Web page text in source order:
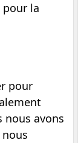
pour la
pour
nous avons